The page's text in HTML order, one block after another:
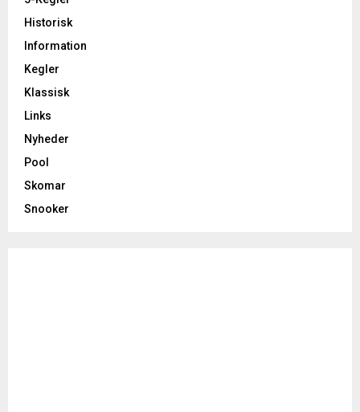
Historisk
Information
Kegler
Klassisk
Links
Nyheder
Pool
Skomar
Snooker